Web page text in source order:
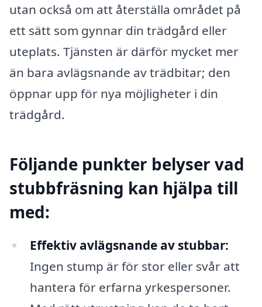
utan också om att återställa området på
ett sätt som gynnar din trädgård eller
uteplats. Tjänsten är därför mycket mer
än bara avlägsnande av trädbitar; den
öppnar upp för nya möjligheter i din
trädgård.
Följande punkter belyser vad
stubbfräsning kan hjälpa till
med:
Effektiv avlägsnande av stubbar:
Ingen stump är för stor eller svår att
hantera för erfarna yrkespersoner.